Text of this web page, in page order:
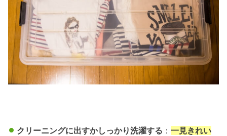
クリーニングに出すかしっかり洗濯する ： 一見きれい